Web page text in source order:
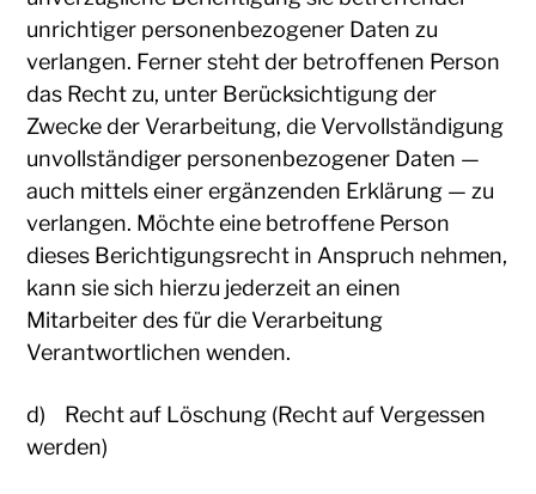
unrichtiger personenbezogener Daten zu
verlangen. Ferner steht der betroffenen Person
das Recht zu, unter Berücksichtigung der
Zwecke der Verarbeitung, die Vervollständigung
unvollständiger personenbezogener Daten —
auch mittels einer ergänzenden Erklärung — zu
verlangen. Möchte eine betroffene Person
dieses Berichtigungsrecht in Anspruch nehmen,
kann sie sich hierzu jederzeit an einen
Mitarbeiter des für die Verarbeitung
Verantwortlichen wenden.
d) Recht auf Löschung (Recht auf Vergessen
werden)